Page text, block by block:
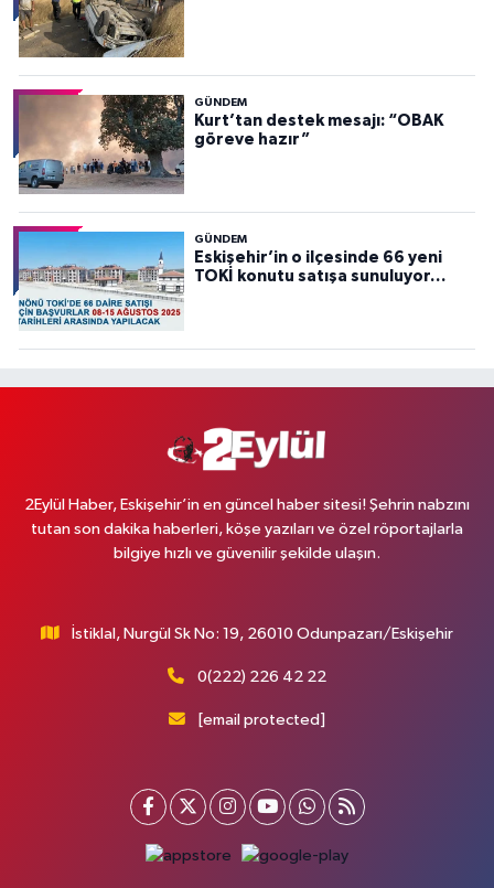
GÜNDEM
Kurt’tan destek mesajı: “OBAK
göreve hazır”
GÜNDEM
Eskişehir’in o ilçesinde 66 yeni
TOKİ konutu satışa sunuluyor…
2Eylül Haber, Eskişehir’in en güncel haber sitesi! Şehrin nabzını
tutan son dakika haberleri, köşe yazıları ve özel röportajlarla
bilgiye hızlı ve güvenilir şekilde ulaşın.
İstiklal, Nurgül Sk No: 19, 26010 Odunpazarı/Eskişehir
0(222) 226 42 22
[email protected]